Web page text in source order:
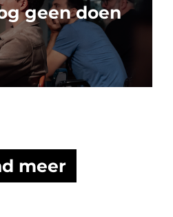
geen doen
meer